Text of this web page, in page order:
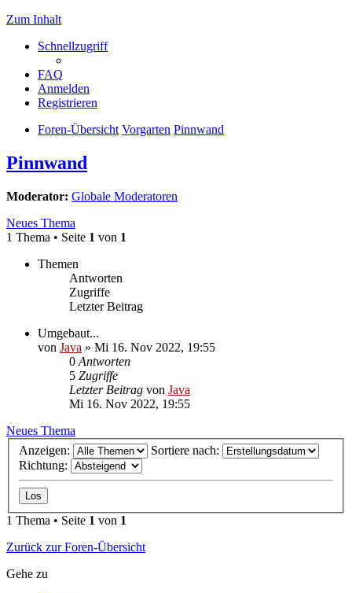
Zum Inhalt
Schnellzugriff
FAQ
Anmelden
Registrieren
Foren-Übersicht Vorgarten Pinnwand
Pinnwand
Moderator: Globale Moderatoren
Neues Thema
1 Thema • Seite 1 von 1
Themen
Antworten
Zugriffe
Letzter Beitrag
Umgebaut...
von Java » Mi 16. Nov 2022, 19:55
0 Antworten
5 Zugriffe
Letzter Beitrag von Java
Mi 16. Nov 2022, 19:55
Neues Thema
Anzeigen:
Sortiere nach:
Richtung:
1 Thema • Seite 1 von 1
Zurück zur Foren-Übersicht
Gehe zu